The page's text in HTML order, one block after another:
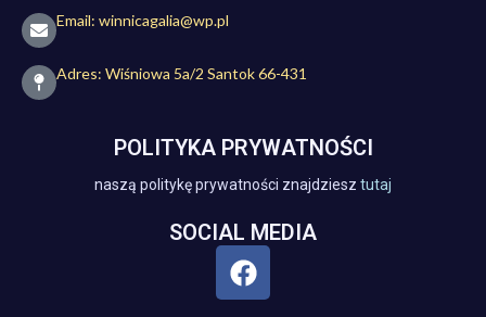
Email: winnicagalia@wp.pl
Adres: Wiśniowa 5a/2 Santok 66-431
POLITYKA PRYWATNOŚCI
naszą politykę prywatności znajdziesz tutaj
SOCIAL MEDIA
F
a